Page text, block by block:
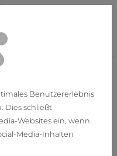
Benutzererlebnis
Dies schließt
Websites ein, wenn
Media-Inhalten